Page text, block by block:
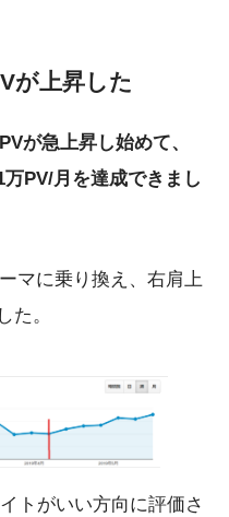
が上昇した
が急上昇し始めて、
PV/月を達成できまし
マに乗り換え、右肩上
た。
トがいい方向に評価さ